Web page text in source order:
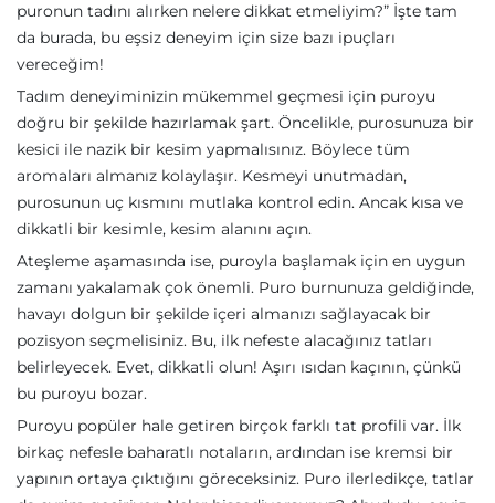
puronun tadını alırken nelere dikkat etmeliyim?” İşte tam
da burada, bu eşsiz deneyim için size bazı ipuçları
vereceğim!
Tadım deneyiminizin mükemmel geçmesi için puroyu
doğru bir şekilde hazırlamak şart. Öncelikle, purosunuza bir
kesici ile nazik bir kesim yapmalısınız. Böylece tüm
aromaları almanız kolaylaşır. Kesmeyi unutmadan,
purosunun uç kısmını mutlaka kontrol edin. Ancak kısa ve
dikkatli bir kesimle, kesim alanını açın.
Ateşleme aşamasında ise, puroyla başlamak için en uygun
zamanı yakalamak çok önemli. Puro burnunuza geldiğinde,
havayı dolgun bir şekilde içeri almanızı sağlayacak bir
pozisyon seçmelisiniz. Bu, ilk nefeste alacağınız tatları
belirleyecek. Evet, dikkatli olun! Aşırı ısıdan kaçının, çünkü
bu puroyu bozar.
Puroyu popüler hale getiren birçok farklı tat profili var. İlk
birkaç nefesle baharatlı notaların, ardından ise kremsi bir
yapının ortaya çıktığını göreceksiniz. Puro ilerledikçe, tatlar